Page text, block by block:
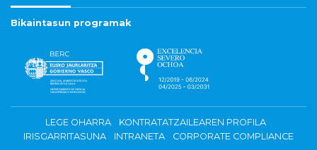
Bikaintasun programak
LEGE OHARRA
KONTRATATZAILEAREN PROFILA
IRISGARRITASUNA
INTRANETA CORPORATE COMPLIANCE